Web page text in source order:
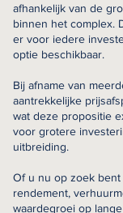
afhankelijk van de
binnen het complex.
er voor iedere
optie beschikbaar.
Bij afname van
aantrekkelijke
wat deze propositie
voor grotere
uitbreiding.
Of u nu op zoek
rendement,
waardegroei op